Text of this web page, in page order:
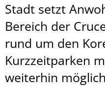
Stadt setzt
Bereich der
rund um den
Kurzzeitparken
weiterhin möglich